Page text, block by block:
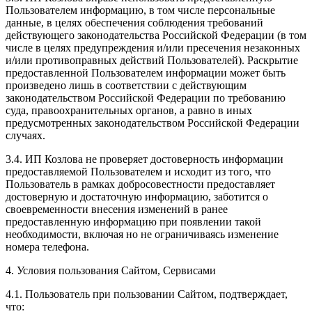
Пользователем информацию, в том числе персональные
данные, в целях обеспечения соблюдения требований
действующего законодательства Российской Федерации (в том
числе в целях предупреждения и/или пресечения незаконных
и/или противоправных действий Пользователей). Раскрытие
предоставленной Пользователем информации может быть
произведено лишь в соответствии с действующим
законодательством Российской Федерации по требованию
суда, правоохранительных органов, а равно в иных
предусмотренных законодательством Российской Федерации
случаях.
3.4. ИП Козлова не проверяет достоверность информации
предоставляемой Пользователем и исходит из того, что
Пользователь в рамках добросовестности предоставляет
достоверную и достаточную информацию, заботится о
своевременности внесения изменений в ранее
предоставленную информацию при появлении такой
необходимости, включая но не ограничиваясь изменение
номера телефона.
4. Условия пользования Сайтом, Сервисами
4.1. Пользователь при пользовании Сайтом, подтверждает,
что: